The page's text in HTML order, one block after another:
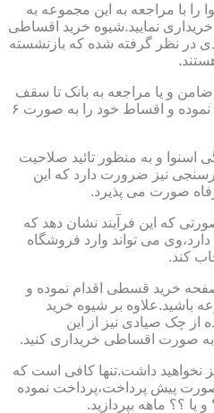
را با مراجعه به این مجموعه به
نمایید.شیوه خرید اقساطی
در نظر گرفته شده که بازنشسته
ضامن و یا مراجعه به بانک تا سقف
۷۰ میلیون تومان اعتبار دریافت نموده و اقساط خود را به صورت ۶
و به منظور تائید صلاحیت
نیز ضرورت دارد که این
رفاه صورت می پذیرد.
که این فرآیند نشان دهد که
می تواند وارد فروشگاه
کند.
خرید قسطی اقدام نموده و
باشید.علاوه بر شیوه خرید
از چک صیادی نیز از این
به صورت اقساطی خریداری کنید.
نخواهید داشت.تنها کافی است که
صورت پیش پرداخت،پرداخت نموده
یا ؟؟ ماهه بپردازید.